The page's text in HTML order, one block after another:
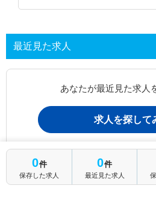
最近見た求人
あなたが最近見た求人
求人を探して
最近見た求人一覧ページ
お問い合わせが可能です。
0件
保存した求人
0件
最近見た求人